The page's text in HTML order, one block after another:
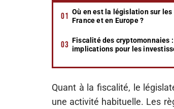
Où en est la législation sur
France et en Europe ?
Fiscalité des cryptomonnaies
implications pour les
Quant à la fiscalité, le
une activité habituelle. Les